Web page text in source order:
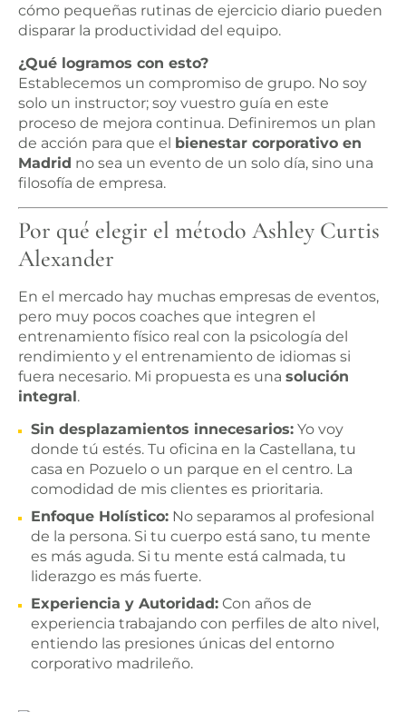
cómo pequeñas rutinas de ejercicio diario pueden
disparar la productividad del equipo.
¿Qué logramos con esto?
Establecemos un compromiso de grupo. No soy
solo un instructor; soy vuestro guía en este
proceso de mejora continua. Definiremos un plan
de acción para que el
bienestar corporativo en
Madrid no sea un evento de un solo día, sino una
filosofía de empresa.
Por qué elegir el método Ashley Curtis
Alexander
En el mercado hay muchas empresas de eventos,
pero muy pocos coaches que integren el
entrenamiento físico real con la psicología del
rendimiento y el entrenamiento de idiomas si
fuera necesario. Mi propuesta es una solución
integral.
Sin desplazamientos innecesarios: Yo voy
donde tú estés. Tu oficina en la Castellana, tu
casa en Pozuelo o un parque en el centro. La
comodidad de mis clientes es prioritaria.
Enfoque Holístico: No separamos al profesional
de la persona. Si tu cuerpo está sano, tu mente
es más aguda. Si tu mente está calmada, tu
liderazgo es más fuerte.
Experiencia y Autoridad: Con años de
experiencia trabajando con perfiles de alto nivel,
entiendo las presiones únicas del entorno
corporativo madrileño.